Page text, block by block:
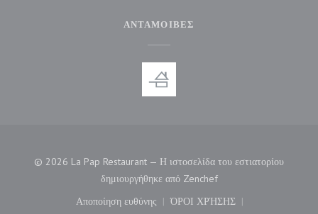
ΑΝΤΑΜΟΙΒΈΣ
© 2026 La Pap Restaurant — Η ιστοσελίδα του εστιατορίου
δημιουργήθηκε από Zenchef((ανοίγει σε νέο
Αποποίηση ευθύνης
((ανοίγει σε νέο παράθυρο))
ΌΡΟΙ ΧΡΉΣΗΣ
((ανοίγει σε νέο